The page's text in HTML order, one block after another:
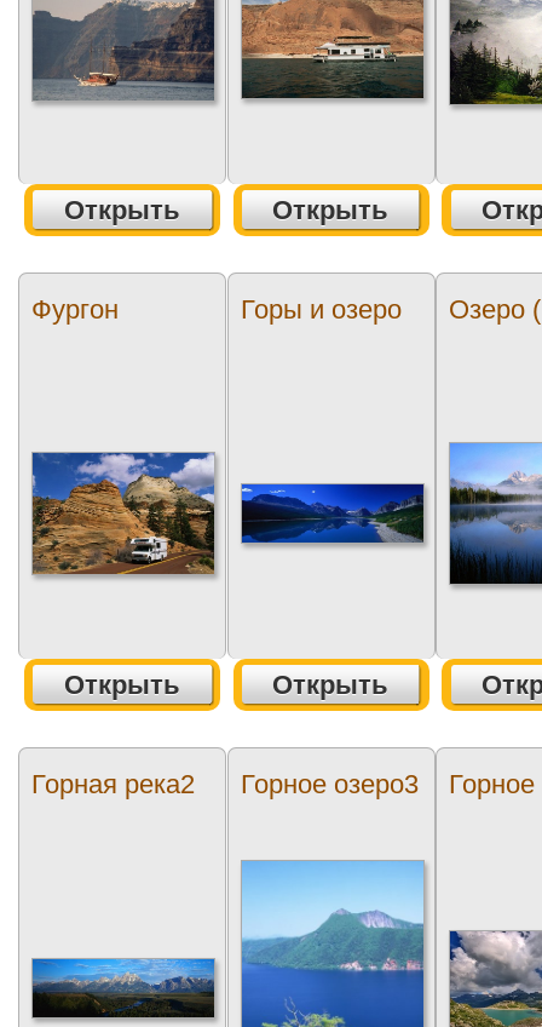
Открыть Открыть
Фургон
Открыть
Горы и озеро
Открыть
Озеро
Горная река2 Горное озеро3